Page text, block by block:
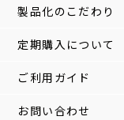
製品化のこだわり
定期購入について
ご利用ガイド
お問い合わせ